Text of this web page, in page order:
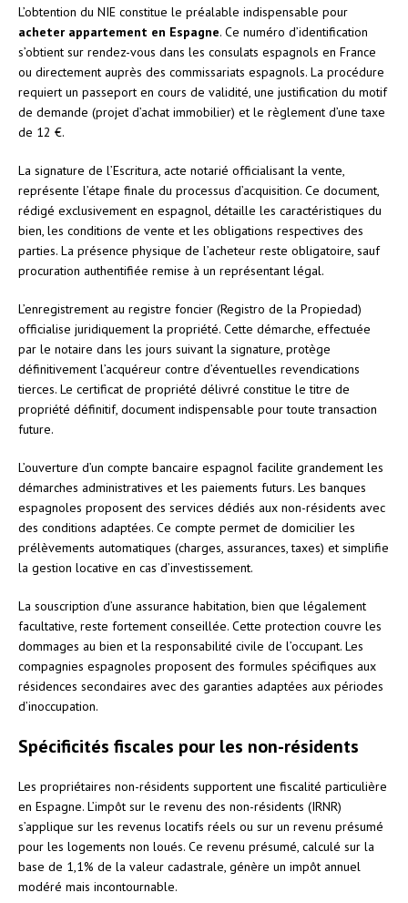
L’obtention du NIE constitue le préalable indispensable pour
acheter appartement en Espagne. Ce numéro d’identification
s’obtient sur rendez-vous dans les consulats espagnols en France
ou directement auprès des commissariats espagnols. La procédure
requiert un passeport en cours de validité, une justification du motif
de demande (projet d’achat immobilier) et le règlement d’une taxe
de 12 €.
La signature de l’Escritura, acte notarié officialisant la vente,
représente l’étape finale du processus d’acquisition. Ce document,
rédigé exclusivement en espagnol, détaille les caractéristiques du
bien, les conditions de vente et les obligations respectives des
parties. La présence physique de l’acheteur reste obligatoire, sauf
procuration authentifiée remise à un représentant légal.
L’enregistrement au registre foncier (Registro de la Propiedad)
officialise juridiquement la propriété. Cette démarche, effectuée
par le notaire dans les jours suivant la signature, protège
définitivement l’acquéreur contre d’éventuelles revendications
tierces. Le certificat de propriété délivré constitue le titre de
propriété définitif, document indispensable pour toute transaction
future.
L’ouverture d’un compte bancaire espagnol facilite grandement les
démarches administratives et les paiements futurs. Les banques
espagnoles proposent des services dédiés aux non-résidents avec
des conditions adaptées. Ce compte permet de domicilier les
prélèvements automatiques (charges, assurances, taxes) et simplifie
la gestion locative en cas d’investissement.
La souscription d’une assurance habitation, bien que légalement
facultative, reste fortement conseillée. Cette protection couvre les
dommages au bien et la responsabilité civile de l’occupant. Les
compagnies espagnoles proposent des formules spécifiques aux
résidences secondaires avec des garanties adaptées aux périodes
d’inoccupation.
Spécificités fiscales pour les non-résidents
Les propriétaires non-résidents supportent une fiscalité particulière
en Espagne. L’impôt sur le revenu des non-résidents (IRNR)
s’applique sur les revenus locatifs réels ou sur un revenu présumé
pour les logements non loués. Ce revenu présumé, calculé sur la
base de 1,1% de la valeur cadastrale, génère un impôt annuel
modéré mais incontournable.